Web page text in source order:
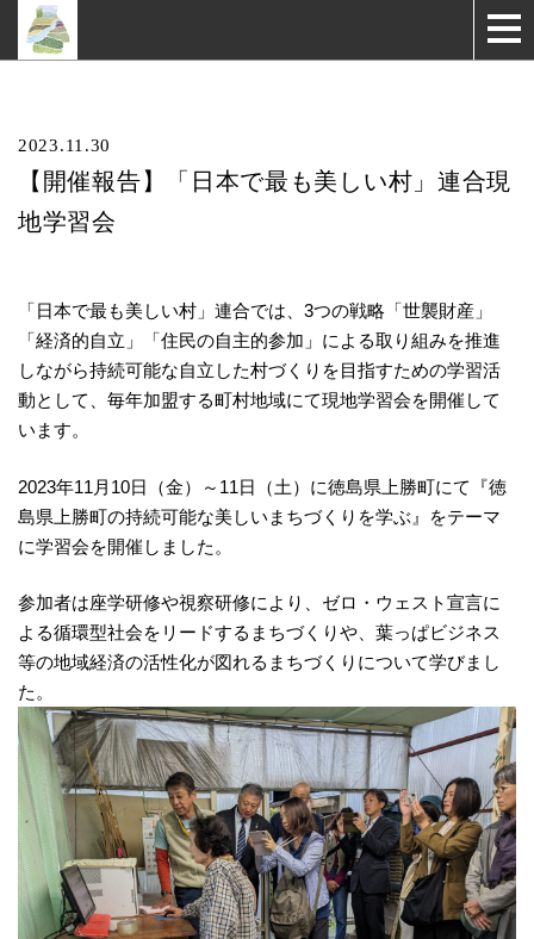
2023.11.30
【開催報告】「日本で最も美しい村」連合現
地学習会
「日本で最も美しい村」連合では、3つの戦略「世襲財産」
「経済的自立」「住民の自主的参加」による取り組みを推進
しながら持続可能な自立した村づくりを目指すための学習活
動として、毎年加盟する町村地域にて現地学習会を開催して
います。
2023年11月10日（金）～11日（土）に徳島県上勝町にて『徳
島県上勝町の持続可能な美しいまちづくりを学ぶ』をテーマ
に学習会を開催しました。
参加者は座学研修や視察研修により、ゼロ・ウェスト宣言に
よる循環型社会をリードするまちづくりや、葉っぱビジネス
等の地域経済の活性化が図れるまちづくりについて学びまし
た。